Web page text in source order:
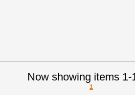
Now showing items 1-
1